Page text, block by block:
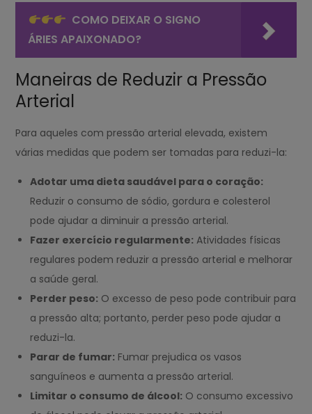
COMO DEIXAR O SIGNO
ÁRIES APAIXONADO?
Maneiras de Reduzir a Pressão
Arterial
Para aqueles com pressão arterial elevada, existem
várias medidas que podem ser tomadas para reduzi-la:
Adotar uma dieta saudável para o coração:
Reduzir o consumo de sódio, gordura e colesterol
pode ajudar a diminuir a pressão arterial.
Fazer exercício regularmente: Atividades físicas
regulares podem reduzir a pressão arterial e melhorar
a saúde geral.
Perder peso: O excesso de peso pode contribuir para
a pressão alta; portanto, perder peso pode ajudar a
reduzi-la.
Parar de fumar: Fumar prejudica os vasos
sanguíneos e aumenta a pressão arterial.
Limitar o consumo de álcool: O consumo excessivo